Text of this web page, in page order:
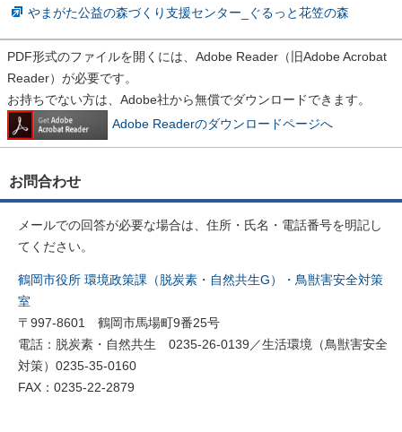
やまがた公益の森づくり支援センター_ぐるっと花笠の森
PDF形式のファイルを開くには、Adobe Reader（旧Adobe Acrobat
Reader）が必要です。
お持ちでない方は、Adobe社から無償でダウンロードできます。
Adobe Readerのダウンロードページへ
お問合わせ
メールでの回答が必要な場合は、住所・氏名・電話番号を明記し
てください。
鶴岡市役所 環境政策課（脱炭素・自然共生G）・鳥獣害安全対策
室
〒997-8601 鶴岡市馬場町9番25号
電話：脱炭素・自然共生 0235-26-0139／生活環境（鳥獣害安全
対策）0235-35-0160
FAX：0235-22-2879